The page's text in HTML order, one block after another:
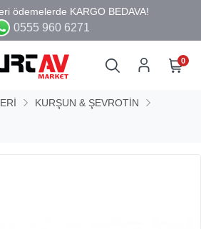
0555 960 6271
0
KURŞUN & ŞEVROTİN